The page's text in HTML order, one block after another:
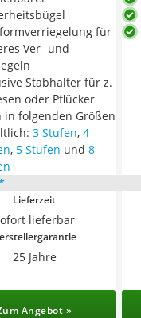
für
Ver- und
Stabhalter für z.
oder Pflücker
in folgenden Größen
3 Stufen, 4
, 5 Stufen und 8
Lieferzeit
lieferbar
25 Jahre
Angebot »